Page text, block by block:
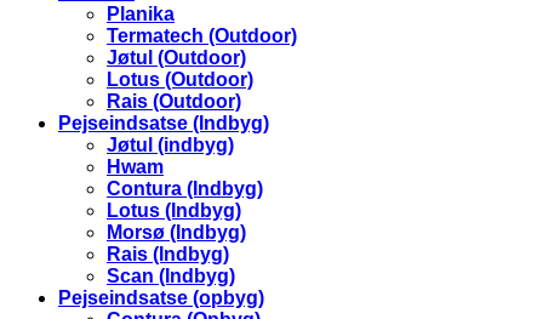
Planika
Termatech (Outdoor)
Jøtul (Outdoor)
Lotus (Outdoor)
Rais (Outdoor)
Pejseindsatse (Indbyg)
Jøtul (indbyg)
Hwam
Contura (Indbyg)
Lotus (Indbyg)
Morsø (Indbyg)
Rais (Indbyg)
Scan (Indbyg)
Pejseindsatse (opbyg)